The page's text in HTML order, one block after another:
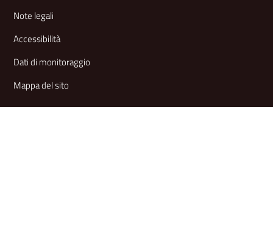
Note legali
Accessibilità
Dati di monitoraggio
Mappa del sito